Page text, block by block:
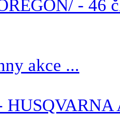
akce ...
HUSQVARNA